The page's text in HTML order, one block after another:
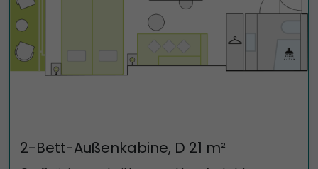
2-Bett-Außenkabine, D 21 m²